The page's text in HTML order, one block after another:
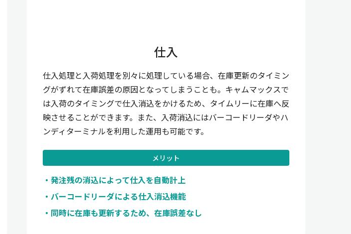
仕入
仕入処理と入荷処理を別々に処理している場合、在庫更新のタイミン
グがずれて在庫誤差の原因となってしまうことも。キャムマックスで
は入荷のタイミングで仕入消込をかけるため、タイムリーに在庫へ反
映させることができます。また、入荷消込にはバーコードリーダやハ
ンディターミナルを利用した運用も可能です。
メリット
発注残の消込によって仕入を自動計上
バーコードリーダによる仕入消込機能
同時に在庫も更新するため、在庫誤差なし